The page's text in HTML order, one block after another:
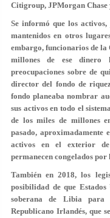
Citigroup, JPMorgan
Se informó que los
mantenidos en otros
embargo, funcionarios de la
millones de ese
preocupaciones sobre de
director del fondo de
fondo planeaba nombrar
sus activos en todo el
de los miles de millones
pasado,
activos en el exterior
permanecen congelados por
También en 2018, los
posibilidad de que
soberana de Libia para
Republicano Irlandés, que